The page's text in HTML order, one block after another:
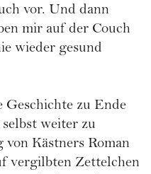
vor. Und dann
mir auf der Couch
wieder gesund
Geschichte zu Ende
selbst weiter zu
Kästners Roman
vergilbten Zettelchen